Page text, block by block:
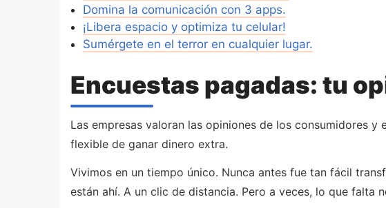
Domina la comunicación con 3 apps.
¡Libera espacio y optimiza tu celular!
Sumérgete en el terror en cualquier lugar.
Encuestas pagadas: tu
Las empresas valoran las opiniones de los consumidores
flexible de ganar dinero extra.
Vivimos en un tiempo único. Nunca antes fue tan fácil
están ahí. A un clic de distancia. Pero a veces, lo que falta